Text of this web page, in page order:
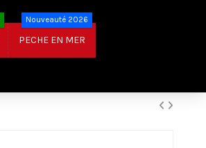
PECHE EN MER
Nouveauté 2026